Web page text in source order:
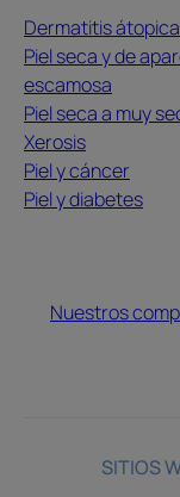
Dermatitis átopica
Piel seca y de
escamosa
Piel seca a muy
Xerosis
Piel y cáncer
Piel y diabetes
Nuestros
SITIOS